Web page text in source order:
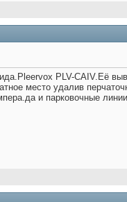
PLV-CAIV.Её
место удалив
и парковочные